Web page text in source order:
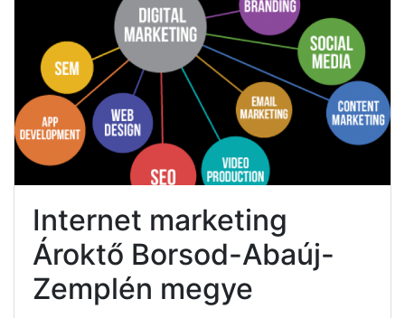
Internet marketing
Ároktő Borsod-Abaúj-
Zemplén megye